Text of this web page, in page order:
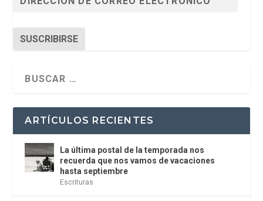
SUSCRIBIRSE
ARTÍCULOS RECIENTES
La última postal de la temporada nos
recuerda que nos vamos de vacaciones
hasta septiembre
Escrituras